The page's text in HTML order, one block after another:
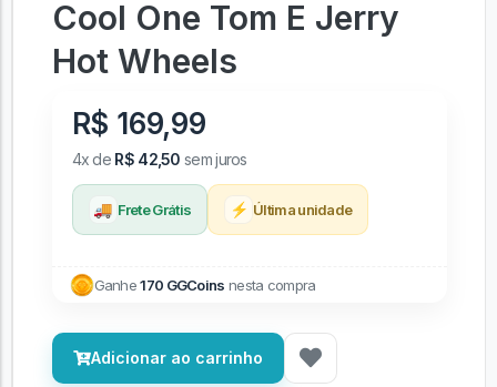
Cool One Tom E Jerry
Hot Wheels
R$ 169,99
4x de R$ 42,50 sem juros
🚚 Frete Grátis ⚡ Última unidade
Ganhe170 GGCoins nesta compra
Adicionar ao carrinho